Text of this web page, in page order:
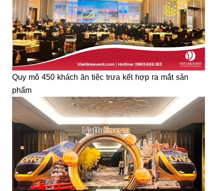
Quy mô 450 khách ăn tiệc trưa kết hợp ra mắt sản
phẩm